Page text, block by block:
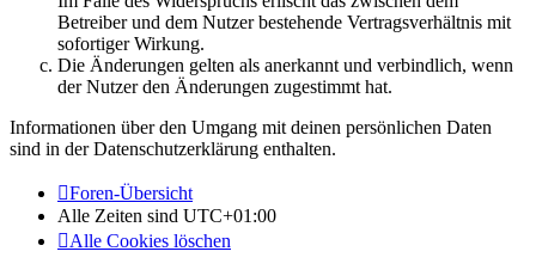
Betreiber und dem Nutzer bestehende Vertragsverhältnis mit
sofortiger Wirkung.
Die Änderungen gelten als anerkannt und verbindlich, wenn
der Nutzer den Änderungen zugestimmt hat.
Informationen über den Umgang mit deinen persönlichen Daten
sind in der Datenschutzerklärung enthalten.
Foren-Übersicht
Alle Zeiten sind UTC+01:00
Alle Cookies löschen